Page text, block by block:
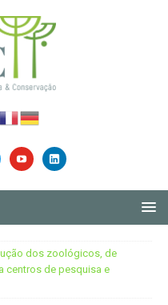
dos zoológicos, de
centros de pesquisa e